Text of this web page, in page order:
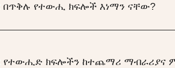
በጥቅሉ የተውሒ ክፍሎች እነማን ናቸው?
የተውሒድ ክፍሎችን ከተጨማሪ ማብራሪያና